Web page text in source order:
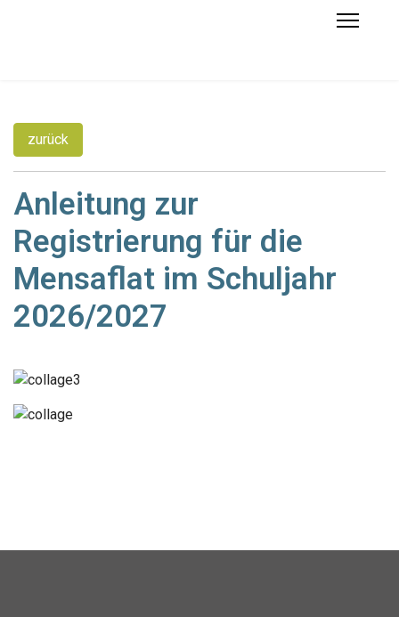
zurück
Anleitung zur
Registrierung für die
Mensaflat im Schuljahr
2026/2027